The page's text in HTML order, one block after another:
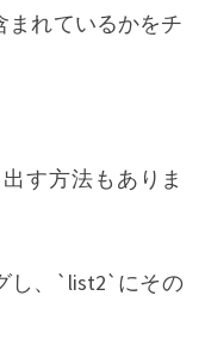
れているかをチ
す方法もありま
し、`list2`にその